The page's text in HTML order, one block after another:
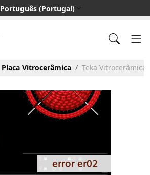
Português (Portugal)
Placa Vitrocerâmica Teka Vitrocerâmica